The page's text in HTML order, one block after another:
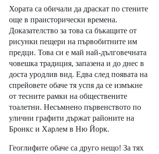
Хората са обичали да драскат по стените
още в праисторически времена.
Доказателство за това са бъкащите от
рисунки пещери на първобитните им
предци. Това си е май най-дълговечната
човешка традиция, запазена и до днес в
доста уродлив вид. Едва след появата на
спрейовете обаче тя успя да се измъкне
от тесните рамки на обществените
тоалетни. Несъмнено първенството по
улични графити държат районите на
Бронкс и Харлем в Ню Йорк.
Геоглифите обаче са друго нещо! За тях